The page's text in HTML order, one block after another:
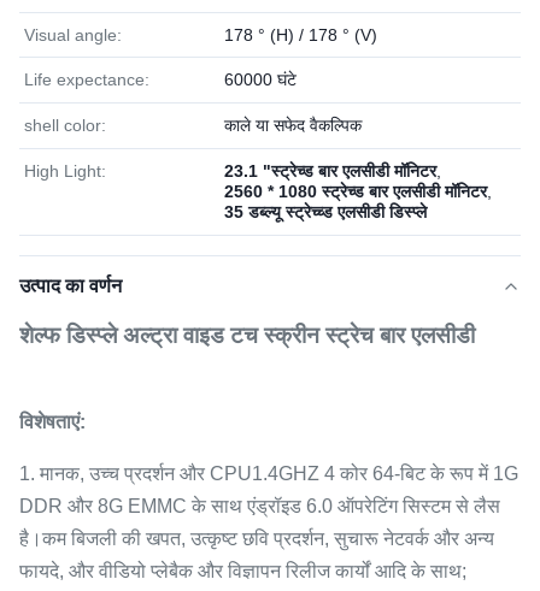
Visual angle: 178 ° (H) / 178 ° (V)
Life expectance: 60000 घंटे
shell color: काले या सफेद वैकल्पिक
High Light: 23.1 "स्ट्रेच्ड बार एलसीडी मॉनिटर,
2560 * 1080 स्ट्रेच्ड बार एलसीडी मॉनिटर,
35 डब्ल्यू स्ट्रेच्च्ड एलसीडी डिस्प्ले
उत्पाद का वर्णन
शेल्फ डिस्प्ले अल्ट्रा वाइड टच स्क्रीन स्ट्रेच बार एलसीडी
विशेषताएं:
1. मानक, उच्च प्रदर्शन और CPU1.4GHZ 4 कोर 64-बिट के रूप में 1G
DDR और 8G EMMC के साथ एंड्रॉइड 6.0 ऑपरेटिंग सिस्टम से लैस
है।कम बिजली की खपत, उत्कृष्ट छवि प्रदर्शन, सुचारू नेटवर्क और अन्य
फायदे, और वीडियो प्लेबैक और विज्ञापन रिलीज कार्यों आदि के साथ;